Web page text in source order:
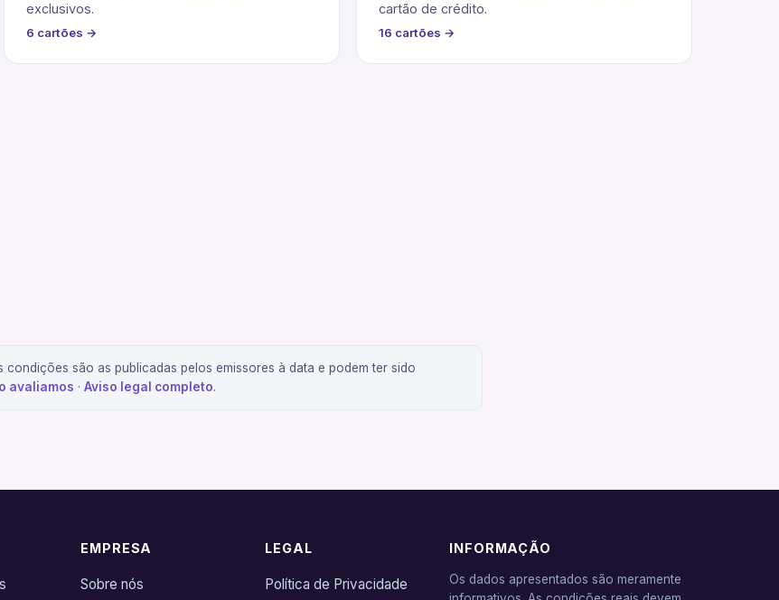
exclusivos.
6 cartões →
cartão de crédito.
16 cartões →
condições são as publicadas pelos emissores à data e podem ter sido
avaliamos · Aviso legal completo.
EMPRESA
Sobre nós
LEGAL
Política de Privacidade
INFORMAÇÃO
Os dados apresentados são meramente